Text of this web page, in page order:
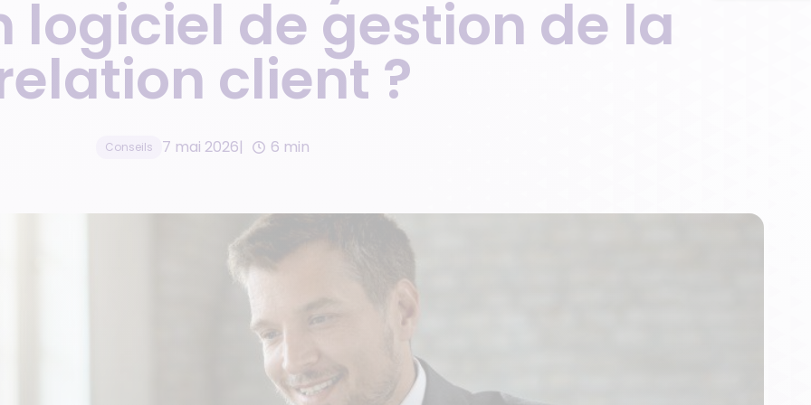
Gestionnaire de résidences
de services
Réseau de franchises
immobilières
Gestion d’avis clients
logiciel de gestion de la
client ?
Conseils 7 mai 2026 6 min